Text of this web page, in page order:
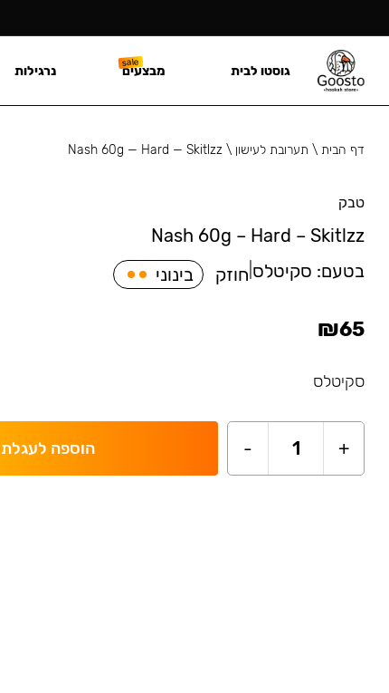
דף הבית\ תערובת לעישון \
Nash 60g — Hard — Skitlzz
טבק
Nash 60g – Hard – Skitlzz
בטעם: סקיטלס חוזק בינוני
₪65
סקיטלס
+
1
- הוספה לעגלת
גוסטו לבית מבצעים נרגילות